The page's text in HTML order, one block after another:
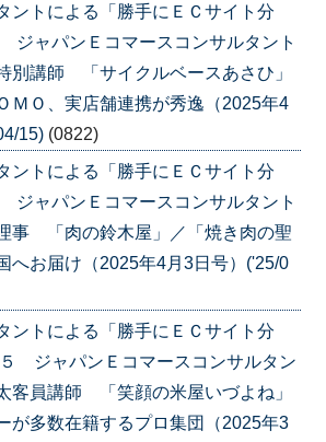
ントによる「勝手にＥＣサイト分
ャパンＥコマースコンサルタント
講師 「サイクルベースあさひ」
ＭＯ、実店舗連携が秀逸（2025年4
15) (0822)
ントによる「勝手にＥＣサイト分
ャパンＥコマースコンサルタント
事 「肉の鈴木屋」／「焼き肉の聖
へお届け（2025年4月3日号）('25/0
ントによる「勝手にＥＣサイト分
ジャパンＥコマースコンサルタン
客員講師 「笑顔の米屋いづよね」
が多数在籍するプロ集団（2025年3